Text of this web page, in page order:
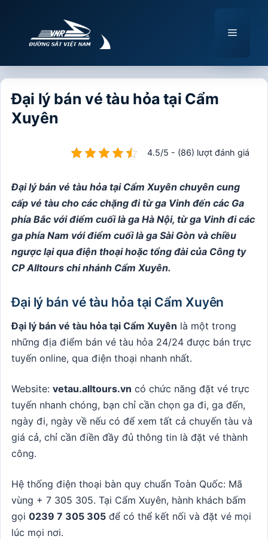
Menu
Đại lý bán vé tàu hỏa tại Cẩm
Xuyên
4.5/5 - (86) lượt đánh giá
Đại lý bán vé tàu hỏa tại Cẩm Xuyên chuyên cung
cấp vé tàu cho các chặng đi từ ga Vinh đến các Ga
phía Bắc với điểm cuối là ga Hà Nội, từ ga Vinh đi các
ga phía Nam với điểm cuối là ga Sài Gòn và chiều
ngược lại qua điện thoại hoặc tổng đài của Công ty
CP Alltours chi nhánh Cẩm Xuyên.
Đại lý bán vé tàu hỏa tại Cẩm Xuyên
Đại lý bán vé tàu hỏa tại Cẩm Xuyên là một trong
những địa điểm bán vé tàu hỏa 24/24 được bán trực
tuyến online, qua điện thoại nhanh nhất.
Website: vetau.alltours.vn có chức năng đặt vé trực
tuyến nhanh chóng, bạn chỉ cần chọn ga đi, ga đến,
ngày đi, ngày về nếu có để xem tất cả chuyến tàu và
giá cả, chỉ cần điền đầy đủ thông tin là đặt vé thành
công.
Hệ thống điện thoại bàn quy chuẩn Toàn Quốc: Mã
vùng + 7 305 305. Tại Cẩm Xuyên, hành khách bấm
gọi 0239 7 305 305 để có thể kết nối và đặt vé mọi
lúc mọi nơi.